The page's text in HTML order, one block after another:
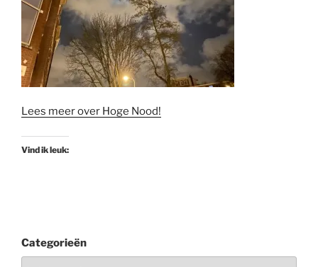
Lees meer over Hoge Nood!
Vind ik leuk:
Categorieën